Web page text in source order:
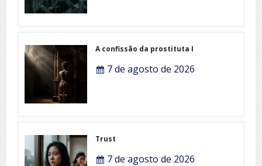
A confissão da prostituta I
7 de agosto de 2026
Trust
7 de agosto de 2026